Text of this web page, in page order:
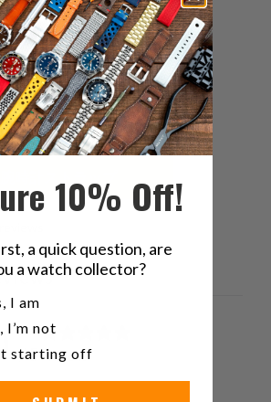
の
内
容
を
Twitter
で
共
す
で
共
有
す
る
で
共
有
す
る
の
メ
ー
ル
を
友
達
送
く
腕時計バンド
時計ストラップ
/ 50 reviews
10% Off!
a quick question, are
a watch collector?
a watch collector?
I am
I’m not
starting off